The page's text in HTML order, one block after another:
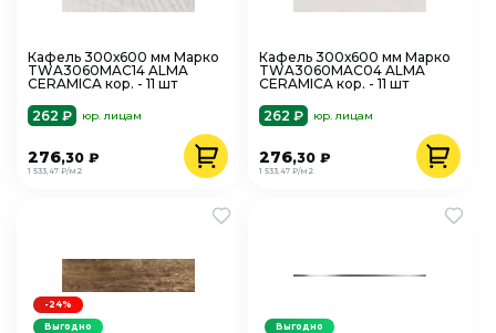
Кафель 300х600 мм Марко
TWA3060MAC14 ALMA
CERAMICA кор. - 11 шт
262 ₽
юр. лицам
1 533,47 ₽/м2
276,30 ₽
Кафель 300х600 мм Марко
TWA3060MAC04 ALMA
CERAMICA кор. - 11 шт
262 ₽
юр. лицам
1 533,47 ₽/м2
276,30 ₽
-24%
Выгодно
Выгодно